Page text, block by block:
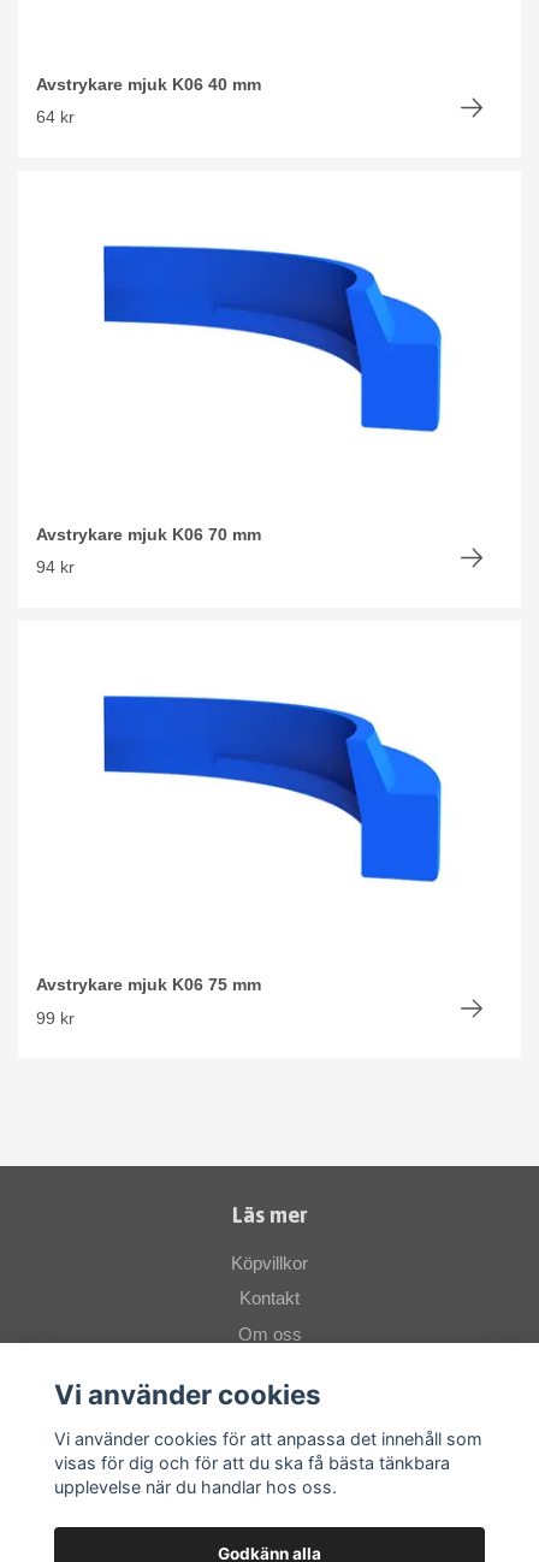
Avstrykare mjuk K06 40 mm
64 kr
Avstrykare mjuk K06 70 mm
94 kr
Avstrykare mjuk K06 75 mm
99 kr
Läs mer
Köpvillkor
Kontakt
Om oss
Vi använder cookies
Vi använder cookies för att anpassa det innehåll som
visas för dig och för att du ska få bästa tänkbara
upplevelse när du handlar hos oss.
Godkänn alla